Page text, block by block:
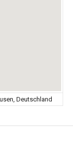
Deutschland